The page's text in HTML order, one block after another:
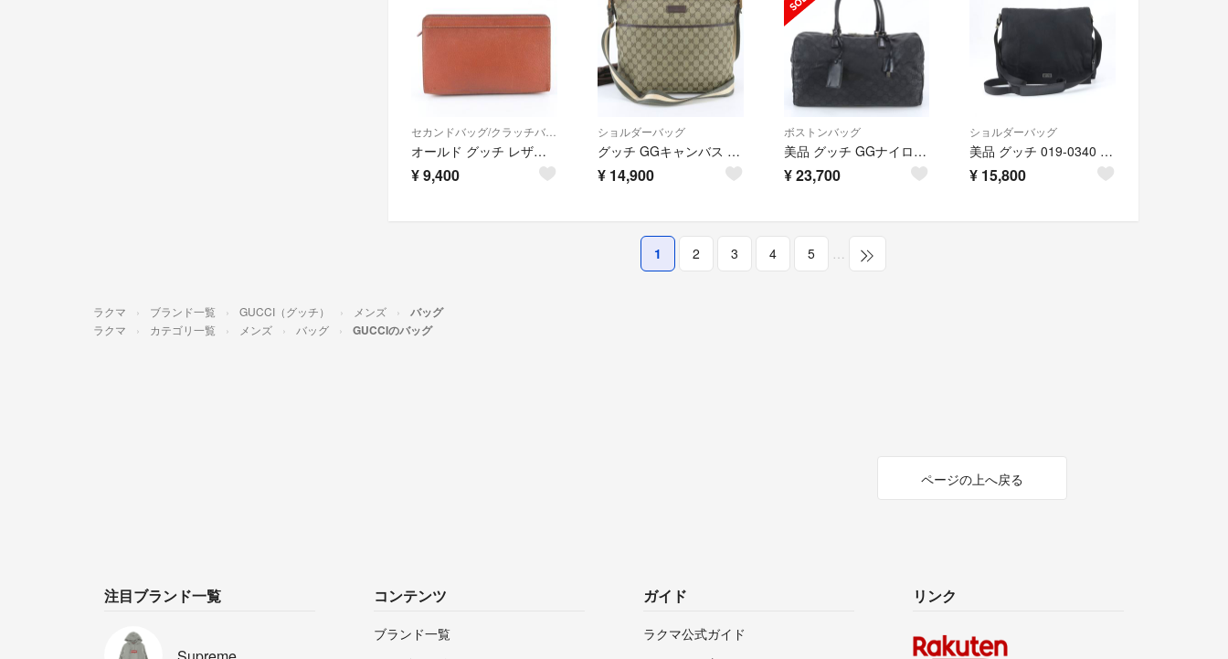
セカンドバッグ/クラッチバッグ
オールド グッチ レザー セカンドバッグ クラッチ ポーチ 通勤 ビジネス 本革 ブラウン 茶色 ブランド メンズ WNM EL56-4
¥9,400
ショルダーバッグ
グッチ GGキャンバス 189751 レザー ショルダーバッグ 斜め掛け メッセンジャー ビジネス 通勤 A4 メンズ WNM EL56-1
¥ 14,900
ボストンバッグ
美品 グッチ GGナイロン 012 0383 08 レザー ボストン バッグ 出張 旅行 トート ブラック 黒 メンズ レディース WIM EL50-8
¥23,700
ショルダーバッグ
美品 グッチ 019-0340 レザー ナイロン ショルダーバッグ 斜め掛け メッセンジャー 通勤 ブラック 黒 A4 メンズ UUM EM4-1
¥ 15,800
1 2 3 4 5 …
ラクマ ブランド一覧 GUCCI（グッチ） メンズ バッグ
ラクマ カテゴリ一覧 メンズ バッグ GUCCIのバッグ
ページの上へ戻る
注目ブランド一覧 コンテンツ
ブランド一覧
ガイド
ラクマ公式ガイド
リンク